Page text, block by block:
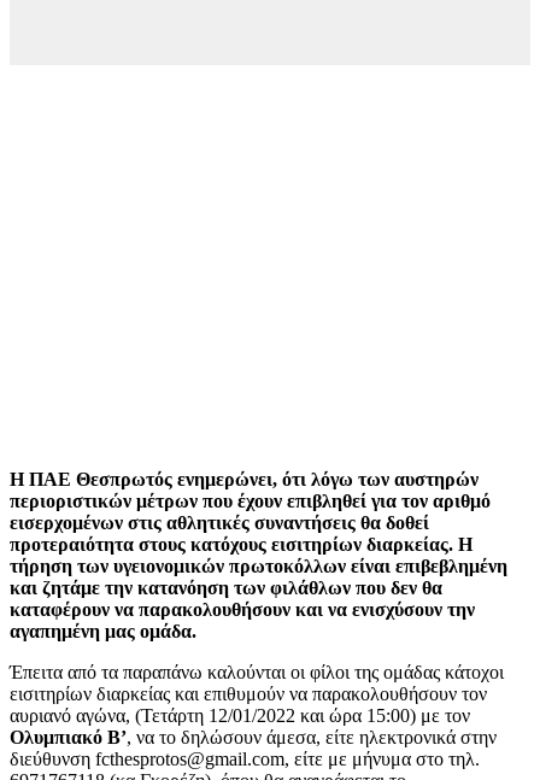
H ΠΑΕ Θεσπρωτός ενημερώνει, ότι λόγω των αυστηρών
περιοριστικών μέτρων που έχουν επιβληθεί για τον αριθμό
εισερχομένων στις αθλητικές συναντήσεις θα δοθεί
προτεραιότητα στους κατόχους εισιτηρίων διαρκείας. Η
τήρηση των υγειονομικών πρωτοκόλλων είναι επιβεβλημένη
και ζητάμε την κατανόηση των φιλάθλων που δεν θα
καταφέρουν να παρακολουθήσουν και να ενισχύσουν την
αγαπημένη μας ομάδα.
Έπειτα από τα παραπάνω καλούνται οι φίλοι της ομάδας κάτοχοι
εισιτηρίων διαρκείας και επιθυμούν να παρακολουθήσουν τον
αυριανό αγώνα, (Τετάρτη 12/01/2022 και ώρα 15:00) με τον
Ολυμπιακό Β’, να το δηλώσουν άμεσα, είτε ηλεκτρονικά στην
διεύθυνση fcthesprotos@gmail.com, είτε με μήνυμα στο τηλ.